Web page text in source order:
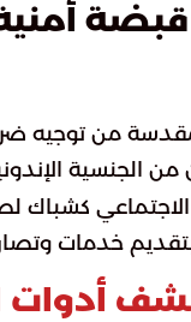
قبضة
من توجيه
الجنسية
كشباك
بتقديم خدمات
أدوات